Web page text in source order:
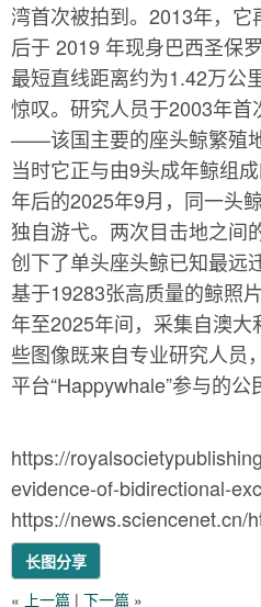
湾首次被拍到。2013年，
后于 2019 年现身巴西圣保
最短直线距离约为1.42万公
惊叹。研究人员于2003年
——该国主要的座头鲸繁殖
当时它正与由9头成年鲸组
年后的2025年9月，同一头
独自游弋。两次目击地之间
创下了单头座头鲸已知最远
基于19283张高质量的鲸照
年至2025年间，采集自澳
些图像既来自专业研究人员
平台“Happywhale”参与的公
https://
evidence-of-bidirectional-
https://news.sciencenet.cn/
长图分享
« 上一篇 | 下一篇 »